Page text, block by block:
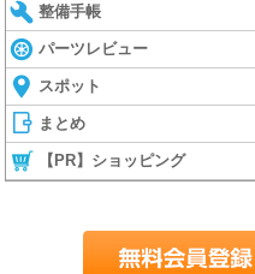
整備手帳
パーツレビュー
スポット
まとめ
【PR】ショッピング